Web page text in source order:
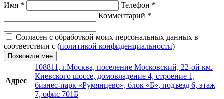
Имя * Телефон *
Комментарий *
Согласен с обработкой моих персональных данных в
соответствии с (политикой конфиденциальности)
Позвоните мне
Адрес
108811, г.Москва, поселение Московский, 22-ой км.
Киевского шоссе, домовладение 4, строение 1,
бизнес-парк «Румянцево», блок «Б», подъезд 6, этаж
7, офис 701Б